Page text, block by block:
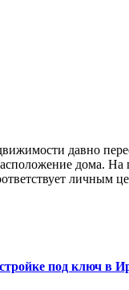
давно
дома. На
под ключ в